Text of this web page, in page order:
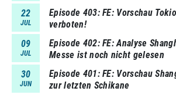
22
JUL
Episode 403 FE: Vorschau
verboten!
09
JUL
Episode 402 FE: Analyse
Messe ist noch nicht gelesen
30
JUN
Episode 401 FE: Vorschau
zur letzten Schikane